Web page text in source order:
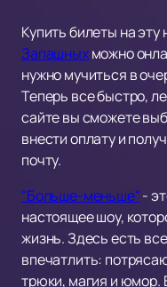
Купить билеты на
Запашныхможно
нужно мучиться в
Теперь все быстро,
сайте вы сможете
внести оплату и
почту.
"Больше-меньше"-
настоящее шоу,
жизнь. Здесь есть
впечатлить:
трюки, магия и юмор.